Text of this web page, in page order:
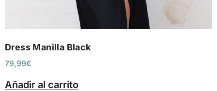
Dress Manilla Black
79,99€
Añadir al carrito